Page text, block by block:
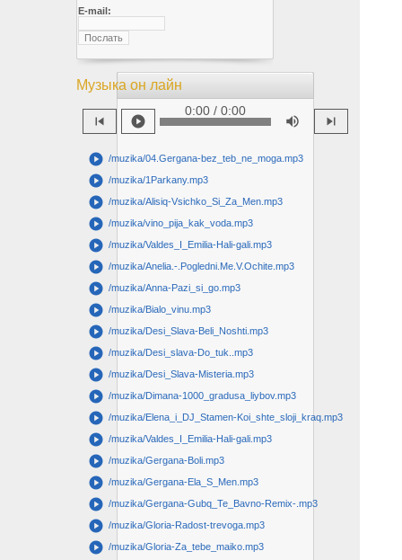
E-mail:
Музыка он лайн
skip_previous play_circle
0:00 / 0:00
volume_up skip_next
play_circle /muzika/04.Gergana-bez_teb_ne_moga.mp3
play_circle /muzika/1Parkany.mp3
play_circle /muzika/Alisiq-Vsichko_Si_Za_Men.mp3
play_circle /muzika/vino_pija_kak_voda.mp3
play_circle /muzika/Valdes_I_Emilia-Hali-gali.mp3
play_circle /muzika/Anelia.-.Pogledni.Me.V.Ochite.mp3
play_circle /muzika/Anna-Pazi_si_go.mp3
play_circle /muzika/Bialo_vinu.mp3
play_circle /muzika/Desi_Slava-Beli_Noshti.mp3
play_circle /muzika/Desi_slava-Do_tuk..mp3
play_circle /muzika/Desi_Slava-Misteria.mp3
play_circle /muzika/Dimana-1000_gradusa_liybov.mp3
play_circle /muzika/Elena_i_DJ_Stamen-Koi_shte_sloji_kraq.mp3
play_circle /muzika/Valdes_I_Emilia-Hali-gali.mp3
play_circle /muzika/Gergana-Boli.mp3
play_circle /muzika/Gergana-Ela_S_Men.mp3
play_circle /muzika/Gergana-Gubq_Te_Bavno-Remix-.mp3
play_circle /muzika/Gloria-Radost-trevoga.mp3
play_circle /muzika/Gloria-Za_tebe_maiko.mp3